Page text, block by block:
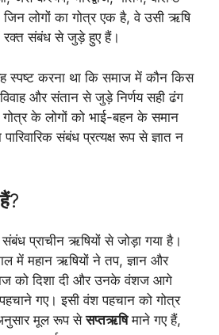
लोगों का गोत्र एक है, वे उसी ऋषि
संबंध से जुड़े हुए हैं।
स्पष्ट करना था कि समाज में कौन किस
और संतान से जुड़े निर्णय सही ढंग
के लोगों को भाई-बहन के समान
संबंध प्रत्यक्ष रूप से ज्ञात न
?
प्राचीन ऋषियों से जोड़ा गया है।
में महान ऋषियों ने तप, ज्ञान और
को दिशा दी और उनके वंशज आगे
गए। इसी वंश पहचान को गोत्र
मूल रूप सेसप्तऋषिमाने गए हैं,